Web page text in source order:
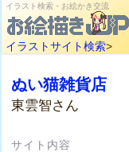
イラスト検索・お絵かき交流
イラストサイト検索>
ぬい猫雑貨店
東雲智さん
サイト内容